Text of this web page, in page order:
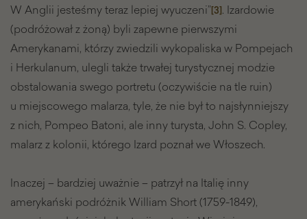
W Anglii jesteśmy teraz lepiej wyuczeni”[3]. Izardowie
(podróżował z żoną) byli zapewne pierwszymi
Amerykanami, którzy zwiedzili wykopaliska w Pompejach
i Herkulanum, ulegli także trwałej turystycznej modzie
obstalowania swego portretu (oczywiście na tle ruin)
u miejscowego malarza, tyle, że nie był to najsłynniejszy
z nich, Pompeo Batoni, ale inny turysta, John S. Copley,
malarz z kolonii, którego Izard poznał we Włoszech.
Inaczej – bardziej uważnie – patrzył na Italię inny
amerykański podróżnik William Short (1759-1849),